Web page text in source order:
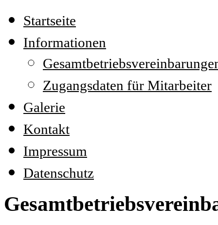
Startseite
Informationen
Zugangsdaten für Mitarbeiter
Galerie
Kontakt
Impressum
Datenschutz